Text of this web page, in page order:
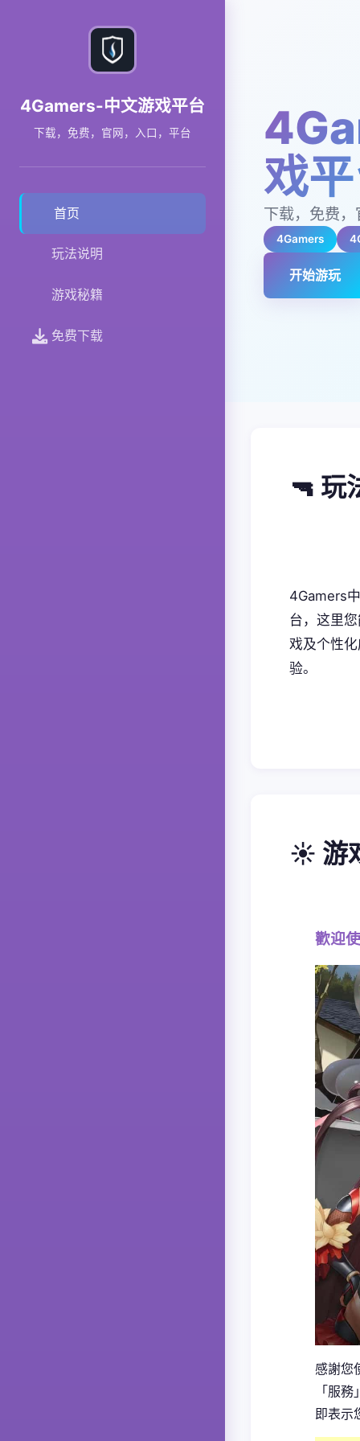
4Gamers-中文游戏平台
下载，免费，官网，入口，平台
首页
玩法说明
游戏秘籍
免费下载
戏
下载，免费
4Gamers
开始游玩
🔫 玩
4Gamers
台，这里
戏及个性
验。
☀️ 游
歡迎
感謝您
「服
即表示